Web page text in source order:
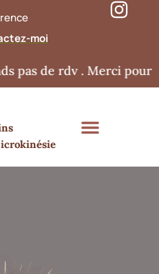
moi
de rdv . Merci pour